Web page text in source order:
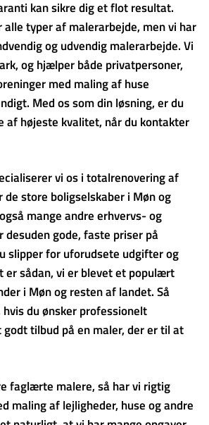
kan sikre dig et flot resultat.
alle typer af malerarbejde, men vi har
og udvendig malerarbejde. Vi
og hjælper både privatpersoner,
med maling af huse
Med os som din løsning, er du
af højeste kvalitet, når du kontakter
vi os i totalrenovering af
store boligselskaber i Møn og
mange andre erhvervs- og
desuden gode, faste priser på
slipper for uforudsete udgifter og
er sådan, vi er blevet et populært
i Møn og resten af landet. Så
du ønsker professionelt
tilbud på en maler, der er til at
faglærte malere, så har vi rigtig
maling af lejligheder, huse og andre